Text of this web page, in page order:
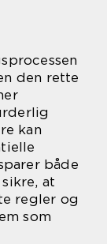
den rette
kan
både
at
regler og
som